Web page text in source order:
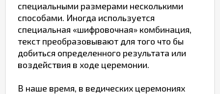
специальными размерами несколькими
способами. Иногда используется
специальная «шифровочная» комбинация,
текст преобразовывают для того что бы
добиться определенного результата или
воздействия в ходе церемонии.
В наше время, в ведических церемониях